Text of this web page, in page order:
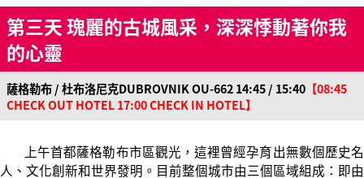
第三天 瑰麗的古城風采，深深悸動著你我
的心靈
薩格勒布 / 杜布洛尼克DUBROVNIK OU-662 14:45 / 15:40 【08:45
CHECK OUT HOTEL 17:00 CHECK IN HOTEL】
上午首都薩格勒布市區觀光，這裡曾經孕育出無數個歷史名
人、文化創新和世界發明。目前整個城市由三個區域組成：即由